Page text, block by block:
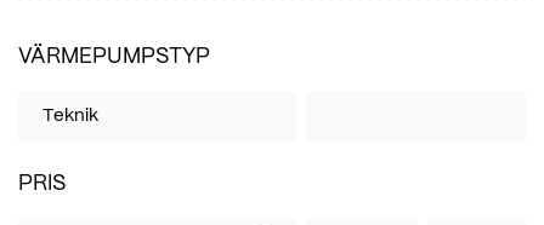
VÄRMEPUMPSTYP
Teknik
PRIS